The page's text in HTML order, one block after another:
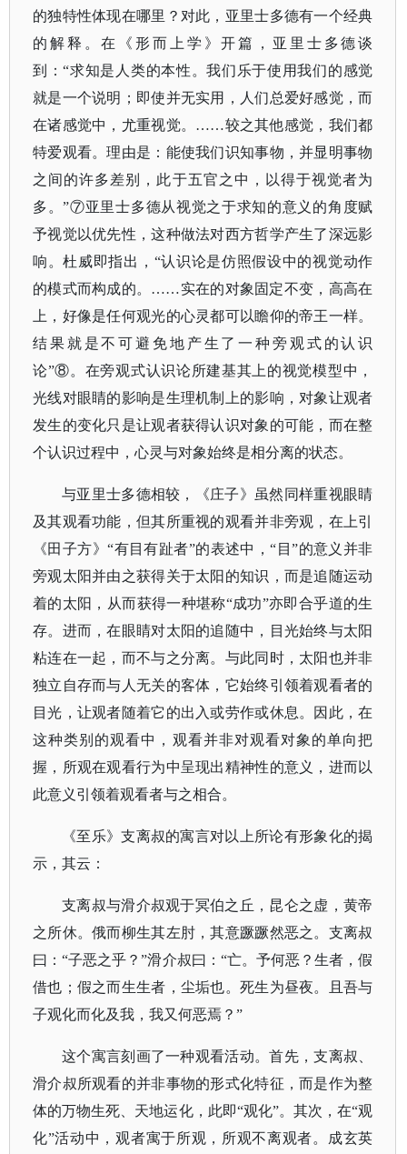
的独特性体现在哪里？对此，亚里士多德有一个经典
的解释。在《形而上学》开篇，亚里士多德谈
到：“求知是人类的本性。我们乐于使用我们的感觉
就是一个说明；即使并无实用，人们总爱好感觉，而
在诸感觉中，尤重视觉。……较之其他感觉，我们都
特爱观看。理由是：能使我们识知事物，并显明事物
之间的许多差别，此于五官之中，以得于视觉者为
多。”⑦亚里士多德从视觉之于求知的意义的角度赋
予视觉以优先性，这种做法对西方哲学产生了深远影
响。杜威即指出，“认识论是仿照假设中的视觉动作
的模式而构成的。……实在的对象固定不变，高高在
上，好像是任何观光的心灵都可以瞻仰的帝王一样。
结果就是不可避免地产生了一种旁观式的认识
论”⑧。在旁观式认识论所建基其上的视觉模型中，
光线对眼睛的影响是生理机制上的影响，对象让观者
发生的变化只是让观者获得认识对象的可能，而在整
个认识过程中，心灵与对象始终是相分离的状态。
与亚里士多德相较，《庄子》虽然同样重视眼睛
及其观看功能，但其所重视的观看并非旁观，在上引
《田子方》“有目有趾者”的表述中，“目”的意义并非
旁观太阳并由之获得关于太阳的知识，而是追随运动
着的太阳，从而获得一种堪称“成功”亦即合乎道的生
存。进而，在眼睛对太阳的追随中，目光始终与太阳
粘连在一起，而不与之分离。与此同时，太阳也并非
独立自存而与人无关的客体，它始终引领着观看者的
目光，让观者随着它的出入或劳作或休息。因此，在
这种类别的观看中，观看并非对观看对象的单向把
握，所观在观看行为中呈现出精神性的意义，进而以
此意义引领着观看者与之相合。
《至乐》支离叔的寓言对以上所论有形象化的揭
示，其云：
支离叔与滑介叔观于冥伯之丘，昆仑之虚，黄帝
之所休。俄而柳生其左肘，其意蹶蹶然恶之。支离叔
曰：“子恶之乎？”滑介叔曰：“亡。予何恶？生者，假
借也；假之而生生者，尘垢也。死生为昼夜。且吾与
子观化而化及我，我又何恶焉？”
这个寓言刻画了一种观看活动。首先，支离叔、
滑介叔所观看的并非事物的形式化特征，而是作为整
体的万物生死、天地运化，此即“观化”。其次，在“观
化”活动中，观者寓于所观，所观不离观者。成玄英